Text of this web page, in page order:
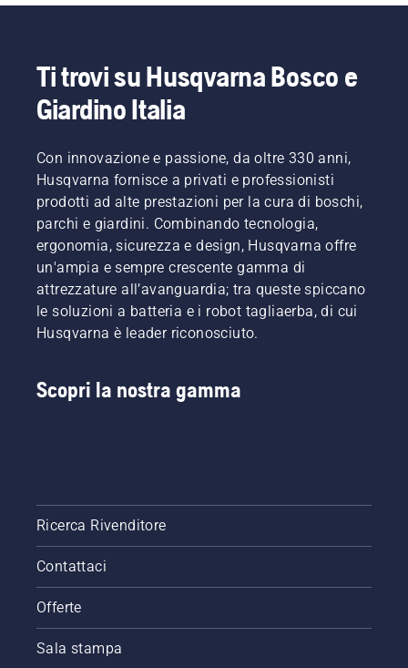
durata.
l'efficienza
del
proprio
lavoro.
prodotti
a
questo
problema
è
notevolmente
ridotto.
Ti trovi su Husqvarna Bosco e
Giardino Italia
Con innovazione e passione, da oltre 330 anni,
Husqvarna fornisce a privati e professionisti
prodotti ad alte prestazioni per la cura di boschi,
parchi e giardini. Combinando tecnologia,
ergonomia, sicurezza e design, Husqvarna offre
un'ampia e sempre crescente gamma di
attrezzature all’avanguardia; tra queste spiccano
le soluzioni a batteria e i robot tagliaerba, di cui
Husqvarna è leader riconosciuto.
Scopri la nostra gamma
Ricerca Rivenditore
Contattaci
Offerte
Sala stampa